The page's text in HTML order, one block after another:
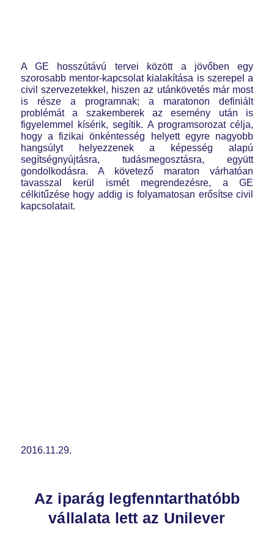
A GE hosszútávú tervei között a jövőben egy
szorosabb mentor-kapcsolat kialakítása is szerepel a
civil szervezetekkel, hiszen az utánkövetés már most
is része a programnak; a maratonon definiált
problémát a szakemberek az esemény után is
figyelemmel kísérik, segítik. A programsorozat célja,
hogy a fizikai önkéntesség helyett egyre nagyobb
hangsúlyt helyezzenek a képesség alapú
segítségnyújtásra, tudásmegosztásra, együtt
gondolkodásra. A követező maraton várhatóan
tavasszal kerül ismét megrendezésre, a GE
célkitűzése hogy addig is folyamatosan erősítse civil
kapcsolatait.
2016.11.29.
Az iparág legfenntarthatóbb
vállalata lett az Unilever